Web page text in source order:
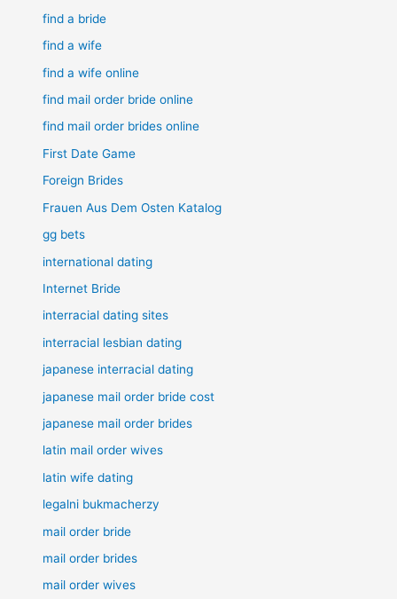
find a bride
find a wife
find a wife online
find mail order bride online
find mail order brides online
First Date Game
Foreign Brides
Frauen Aus Dem Osten Katalog
gg bets
international dating
Internet Bride
interracial dating sites
interracial lesbian dating
japanese interracial dating
japanese mail order bride cost
japanese mail order brides
latin mail order wives
latin wife dating
legalni bukmacherzy
mail order bride
mail order brides
mail order wives